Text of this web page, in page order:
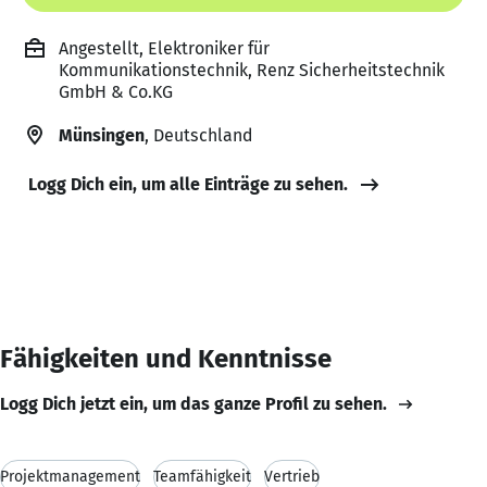
Angestellt, Elektroniker für
Kommunikationstechnik, Renz Sicherheitstechnik
GmbH & Co.KG
Münsingen, Deutschland
Logg Dich ein, um alle Einträge zu sehen.
Fähigkeiten und Kenntnisse
Logg Dich jetzt ein, um das ganze Profil zu sehen.
Projektmanagement Teamfähigkeit Vertrieb